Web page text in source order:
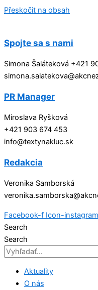
Přeskočit na obsah
Spojte sa s nami
Simona Šaláteková +421
PR Manager
Miroslava Ryšková
+421 903 674 453
info@textynakluc.sk
Redakcia
Veronika Samborská
Facebook-f Icon-
Search
Search
Aktuality
O nás